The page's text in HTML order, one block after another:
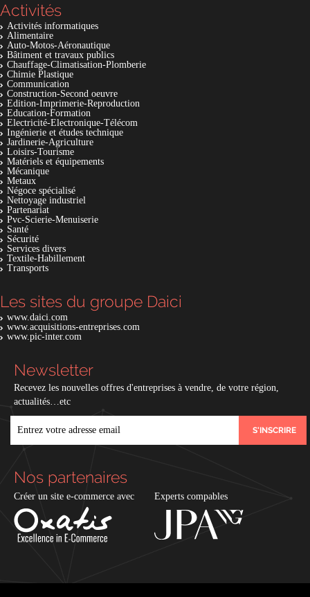
Activités
Activités informatiques
Alimentaire
Auto-Motos-Aéronautique
Bâtiment et travaux publics
Chauffage-Climatisation-Plomberie
Chimie Plastique
Communication
Construction-Second oeuvre
Edition-Imprimerie-Reproduction
Education-Formation
Electricité-Electronique-Télécom
Ingénierie et études technique
Jardinerie-Agriculture
Loisirs-Tourisme
Matériels et équipements
Mécanique
Metaux
Négoce spécialisé
Nettoyage industriel
Partenariat
Pvc-Scierie-Menuiserie
Santé
Sécurité
Services divers
Textile-Habillement
Transports
Les sites du groupe Daici
www.daici.com
www.acquisitions-entreprises.com
www.pic-inter.com
Newsletter
Recevez les nouvelles offres d'entreprises à vendre, de votre région,
actualités…etc
Nos partenaires
Créer un site e-commerce avec Experts compables